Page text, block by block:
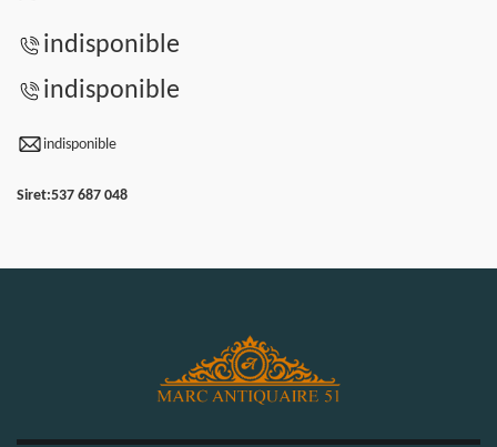
indisponible
indisponible
indisponible
Siret:537 687 048